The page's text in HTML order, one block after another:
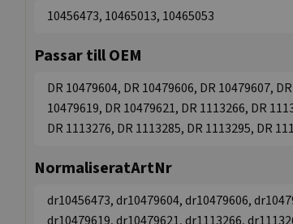
10456473, 10465013, 10465053
Passar till OEM
DR 10479604, DR 10479606, DR 10479607,
10479619, DR 10479621, DR 1113266, DR
DR 1113276, DR 1113285, DR 1113295, DR
NormaliseratArtNr
dr10456473, dr10479604, dr10479606,